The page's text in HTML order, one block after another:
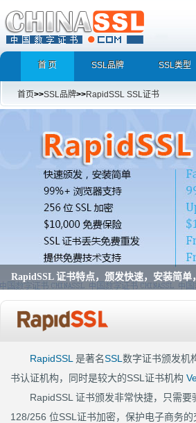
首 页 SSL品牌 SSL类型
首页>>SSL品牌>>RapidSSL SSL证书
RapidSSL 特价促销，便宜 SSL 证书，可
RapidSSL 特价促销，便宜 SSL 证书，可以购买多年
RapidSSL 是著名SSL 数字证书颁发机
书认证机构，同时是较大的SSL证书机构
RapidSSL 证书颁发非常快捷，只需
128/256 位SSL证书加密，保护电子商务的